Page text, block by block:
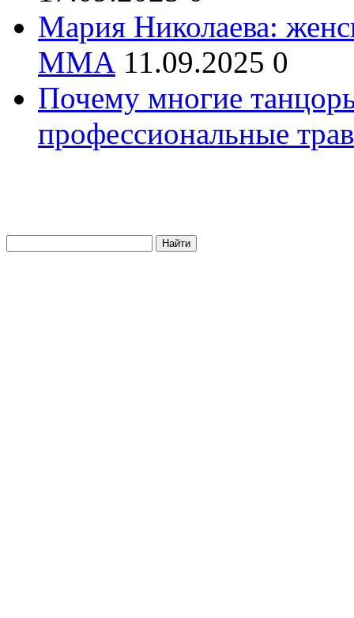
Мария Николаева:
ММА 11.09.2025 0
Почему многие
профессиональные